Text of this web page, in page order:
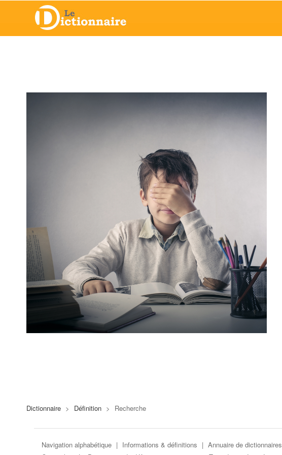
Dictionnaire > Définition > Recherche
Navigation alphabétique | Informations & définitions | Annuaire de dictionnaires